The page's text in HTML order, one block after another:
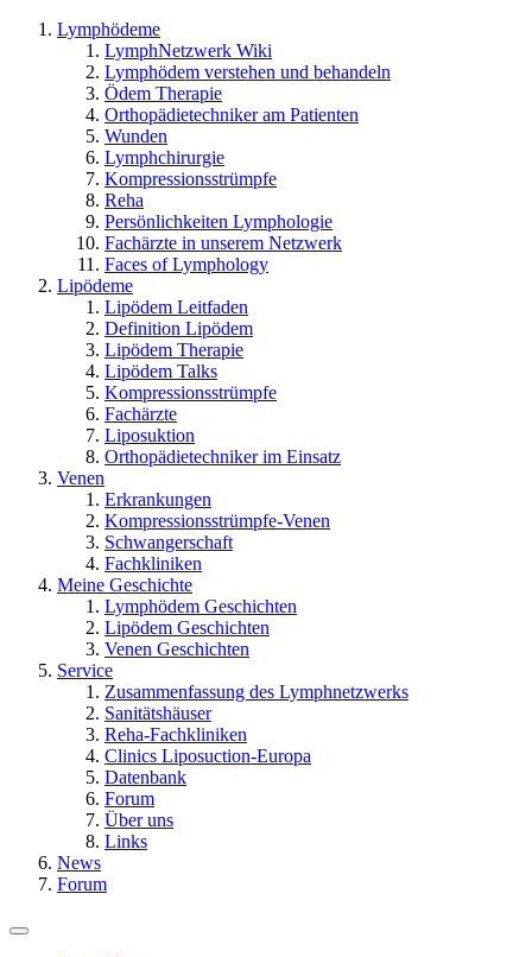
Lymphödeme
LymphNetzwerk Wiki
Lymphödem verstehen und behandeln
Ödem Therapie
Orthopädietechniker am Patienten
Wunden
Lymphchirurgie
Kompressionsstrümpfe
Reha
Persönlichkeiten Lymphologie
Fachärzte in unserem Netzwerk
Faces of Lymphology
Lipödeme
Lipödem Leitfaden
Definition Lipödem
Lipödem Therapie
Lipödem Talks
Kompressionsstrümpfe
Fachärzte
Liposuktion
Orthopädietechniker im Einsatz
Venen
Erkrankungen
Kompressionsstrümpfe-Venen
Schwangerschaft
Fachkliniken
Meine Geschichte
Lymphödem Geschichten
Lipödem Geschichten
Venen Geschichten
Service
Zusammenfassung des Lymphnetzwerks
Sanitätshäuser
Reha-Fachkliniken
Clinics Liposuction-Europa
Datenbank
Forum
Über uns
Links
News
Forum